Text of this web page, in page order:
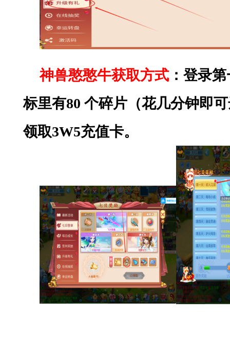
神兽憨憨牛获取方式 ：登录
标里有80 个碎片（花几分钟即
领取3W5充值卡。